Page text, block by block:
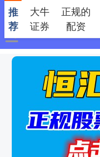
推
荐
大牛
证券
正规的
配资